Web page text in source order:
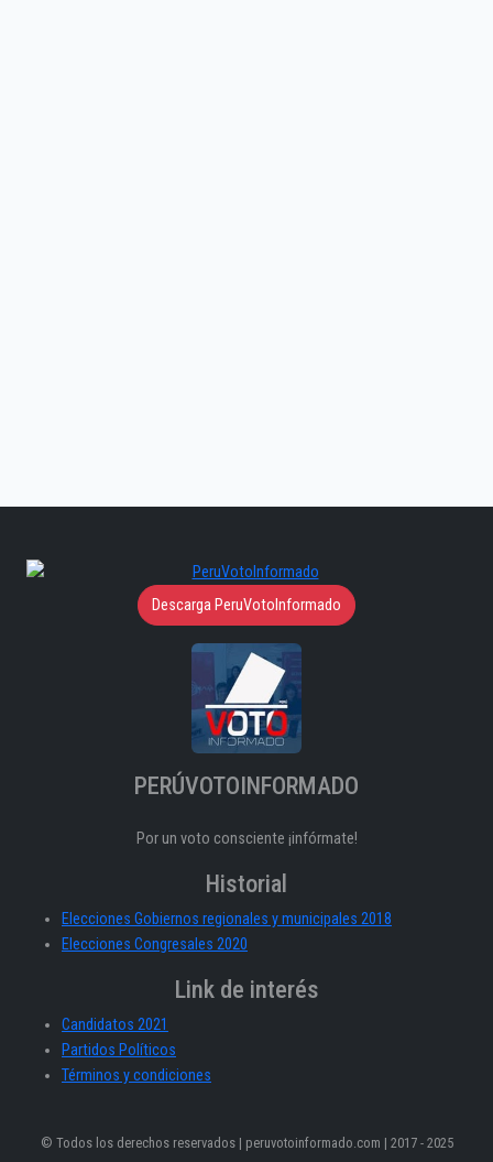
Descarga PeruVotoInformado
PERÚVOTOINFORMADO
Por un voto consciente ¡infórmate!
Historial
Elecciones Gobiernos regionales y municipales 2018
Elecciones Congresales 2020
Link de interés
Candidatos 2021
Partidos Políticos
Términos y condiciones
© Todos los derechos reservados | peruvotoinformado.com | 2017 - 2025